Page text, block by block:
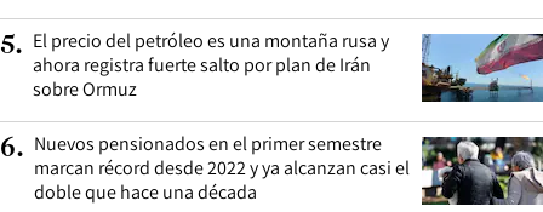
5. El precio del petróleo es una montaña rusa y
ahora registra fuerte salto por plan de Irán
sobre Ormuz
6. Nuevos pensionados en el primer semestre
marcan récord desde 2022 y ya alcanzan casi el
doble que hace una década